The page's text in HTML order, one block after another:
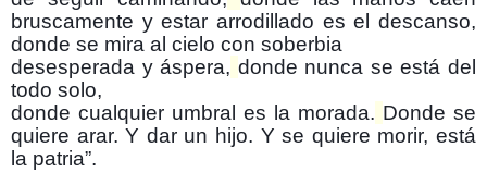
bruscamente y estar arrodillado es el descanso,
donde se mira al cielo con soberbia
desesperada y áspera, donde nunca se está del
todo solo,
donde cualquier umbral es la morada. Donde se
quiere arar. Y dar un hijo. Y se quiere morir, está
la patria”.